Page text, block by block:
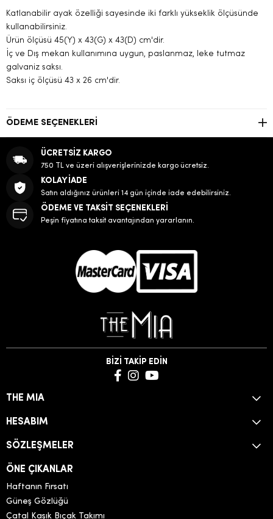
Katlanabilir ayak özelliği sayesinde iki farklı yükseklik ölçüsünde
kullanabilirsiniz.
Ürün ölçüsü 45(Y) x 43(G) x 43(D) cm'dir.
İç ve Dış mekan kullanımına uygun, paslanmaz, leke tutmaz
galvaniz saksı.
Saksı iç ölçüsü 43 x 26 cm'dir.
ÖDEME SEÇENEKLERI
ÜCRETSİZ KARGO
750 TL ve üzeri alışverişlerinizde kargo ücretsiz.
KOLAY İADE
Satın aldığınız ürünleri 14 gün içinde iade edebilirsiniz.
ÖDEME VE TAKSİT SEÇENEKLERİ
Peşin fiyatına taksit avantajından yararlanın.
BİZİ TAKİP EDİN
THE MIA
HESABIM
SÖZLEŞMELER
ÖNE ÇIKANLAR
Haftanın Fırsatı
Güneş Gözlüğü
Çatal Kaşık Bıçak Takımı